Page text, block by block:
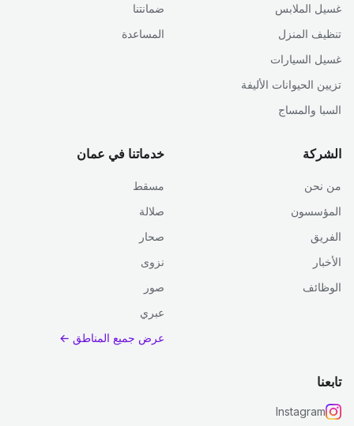
غسيل الملابس
تنظيف المنزل
غسيل السيارات
تزيين الحيوانات الأليفة
السبا والمساج
ضمانتنا
المساعدة
الشركة
من نحن
المؤسسون
الفريق
الأخبار
الوظائف
خدماتنا في عمان
مسقط
صلالة
صحار
نزوى
صور
عبري
عرض جميع المناطق ←
تابعنا
Instagram